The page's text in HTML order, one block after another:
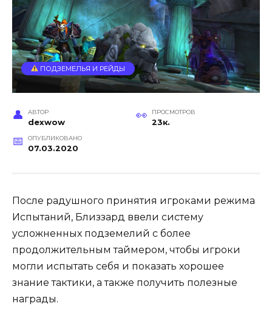
ПОДЗЕМЕЛЬЯ И РЕЙДЫ
АВТОР
dexwow
ПРОСМОТРОВ
23к.
ОПУБЛИКОВАНО
07.03.2020
После радушного принятия игроками режима
Испытаний, Близзард ввели систему
усложненных подземелий с более
продолжительным таймером, чтобы игроки
могли испытать себя и показать хорошее
знание тактики, а также получить полезные
награды.